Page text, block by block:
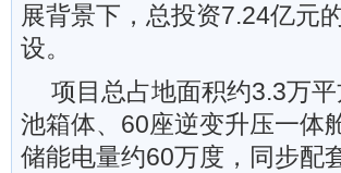
展背景下，总投资7.24亿元
设。
项目总占地面积约3.3万
池箱体、60座逆变升压一体
储能电量约60万度，同步配